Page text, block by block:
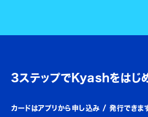
3ステップでKyashをはじ
カードはアプリから申し込み / 発行できます